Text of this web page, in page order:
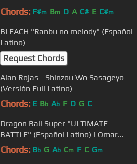
Chords: F#m Bm D A C# E C#m
BLEACH "Ranbu no melody" (Español
Latino)
Request Chords
Alan Rojas - Shinzou Wo Sasageyo
(Versión Full Latino)
Chords: E Bb Ab F D G C
Dragon Ball Super "ULTIMATE
BATTLE" (Español Latino) | Omar
Cabán
Chords: Bb G Ab Cm F C Gm